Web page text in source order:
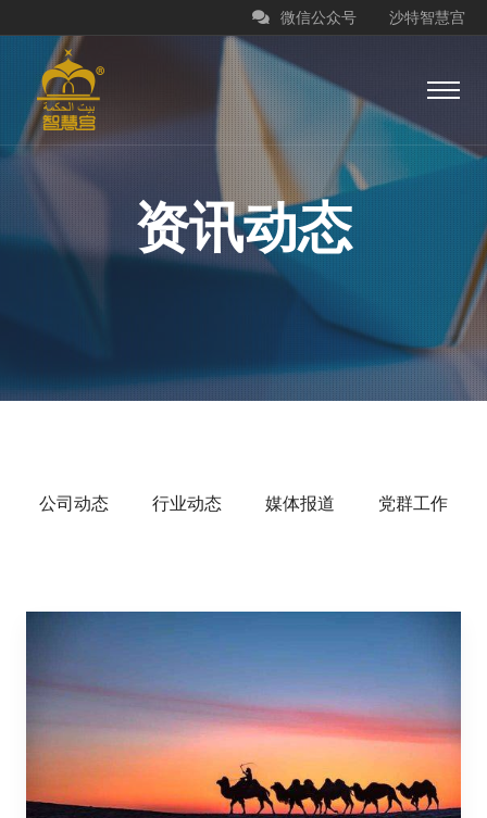
沙特智慧宫
微信公众号
资讯动态
公司动态 行业动态 媒体报道 党群工作